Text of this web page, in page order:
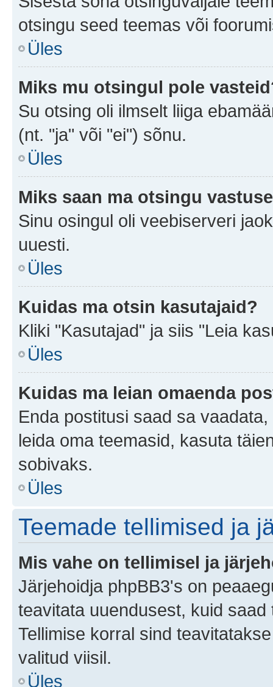
otsingu seed teemas või
Üles
Miks mu otsingul pole
Su otsing oli ilmselt liiga
(nt. "ja" või "ei") sõnu.
Üles
Miks saan ma otsingu
Sinu osingul oli veebiserveri
uuesti.
Üles
Kuidas ma otsin kasutajaid?
Kliki "Kasutajad" ja siis "Leia
Üles
Kuidas ma leian omaenda
Enda postitusi saad sa
leida oma teemasid, kasuta
sobivaks.
Üles
Teemade tellimised ja
Mis vahe on tellimisel ja
Järjehoidja phpBB3's on
teavitata uuendusest, kuid
Tellimise korral sind
valitud viisil.
Üles